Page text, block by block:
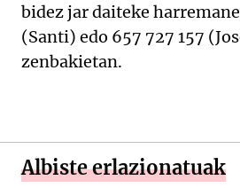
bidez jar daiteke
(Santi) edo 657 727 157
zenbakietan.
Albiste erlazionatuak